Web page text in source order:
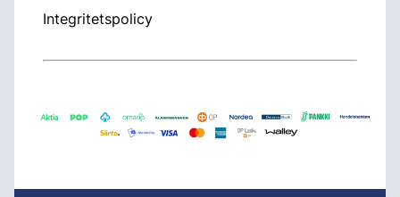
Integritetspolicy